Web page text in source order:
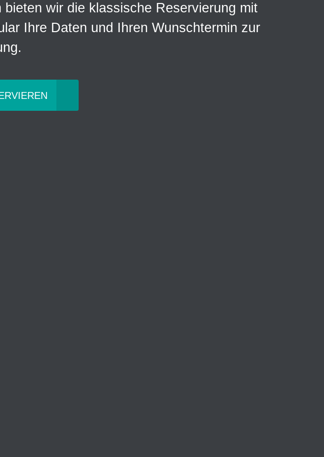
wir die klassische Reservierung mit
Ihre Daten und Ihren Wunschtermin zur